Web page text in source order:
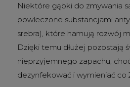
Niektóre gąbki do zmywania
powleczone substancjami
srebra), które hamują rozwój
Dzięki temu dłużej pozostają
nieprzyjemnego zapachu,
dezynfekować i wymieniać co